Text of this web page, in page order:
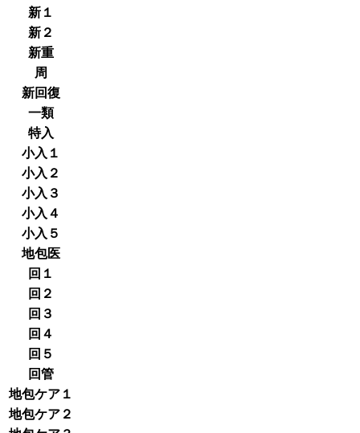
新１
新２
新重
周
新回復
一類
特入
小入１
小入２
小入３
小入４
小入５
地包医
回１
回２
回３
回４
回５
回管
地包ケア１
地包ケア２